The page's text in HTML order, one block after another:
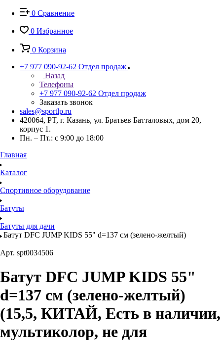
0 Сравнение
0 Избранное
0 Корзина
+7 977 090-92-62 Отдел продаж
Назад
Телефоны
+7 977 090-92-62 Отдел продаж
Заказать звонок
sales@sportlp.ru
420064, PT, г. Казань, ул. Братьев Батталовых, дом 20,
корпус 1.
Пн. – Пт.: с 9:00 до 18:00
Главная
Каталог
Спортивное оборудование
Батуты
Батуты для дачи
Батут DFC JUMP KIDS 55" d=137 см (зелено-желтый)
Арт. spt0034506
Батут DFC JUMP KIDS 55"
d=137 см (зелено-желтый)
(15,5, КИТАЙ, Есть в наличии,
мультиколор, не для